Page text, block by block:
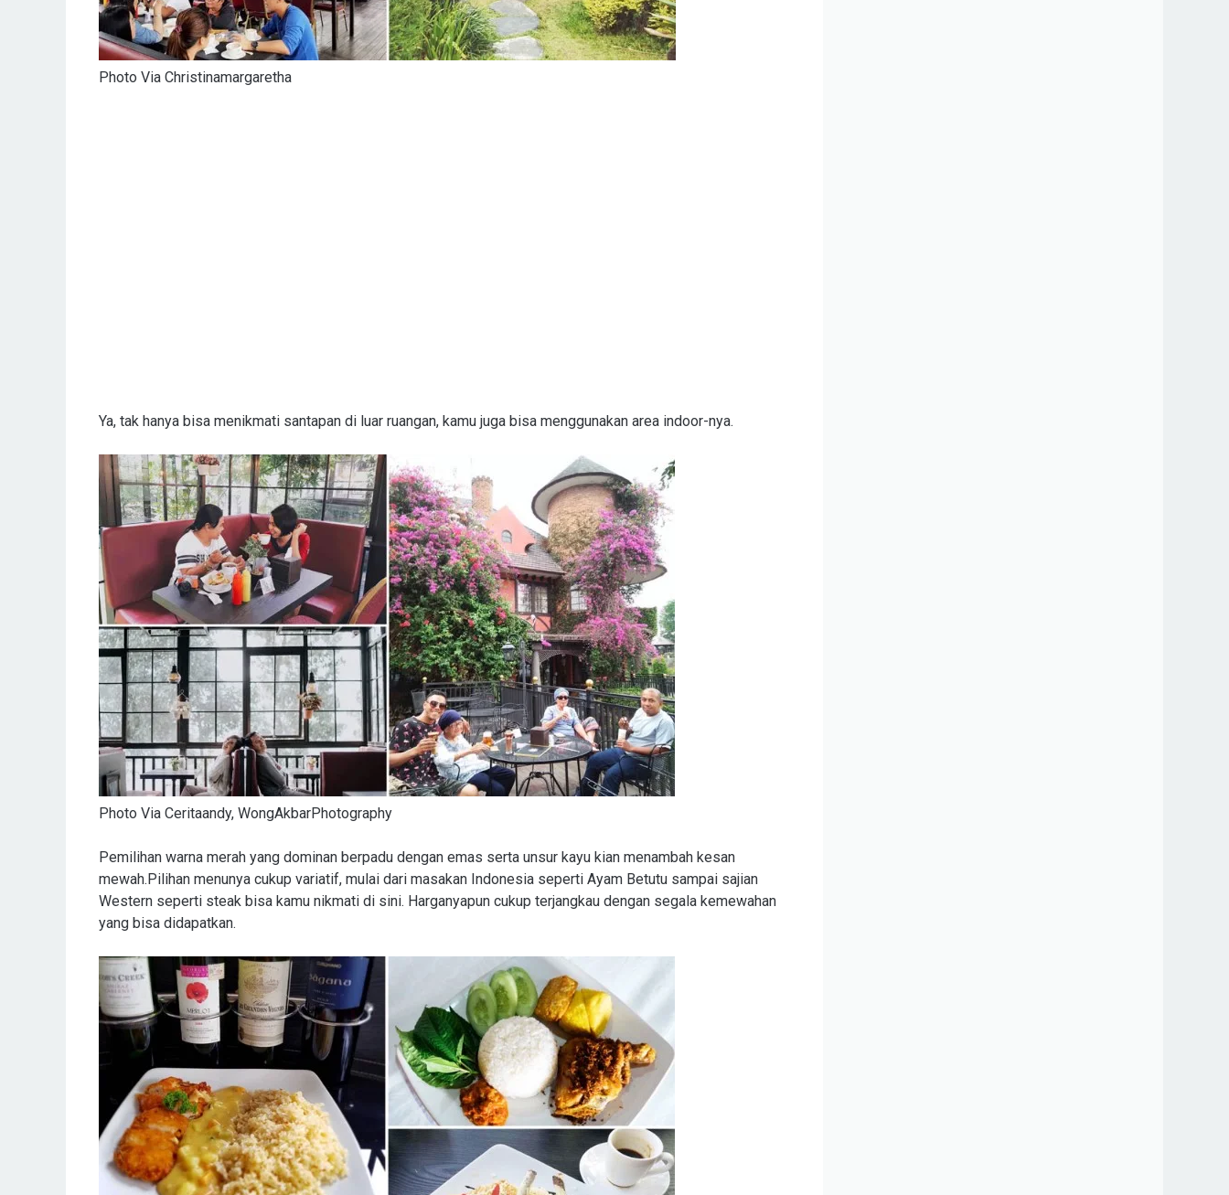
Photo Via Christinamargaretha
Ya, tak hanya bisa menikmati santapan di luar ruangan, kamu juga bisa menggunakan area indoor-nya.
Photo Via Ceritaandy, WongAkbarPhotography
Pemilihan warna merah yang dominan berpadu dengan emas serta unsur kayu kian menambah kesan
mewah.Pilihan menunya cukup variatif, mulai dari masakan Indonesia seperti Ayam Betutu sampai sajian
Western seperti steak bisa kamu nikmati di sini. Harganyapun cukup terjangkau dengan segala kemewahan
yang bisa didapatkan.